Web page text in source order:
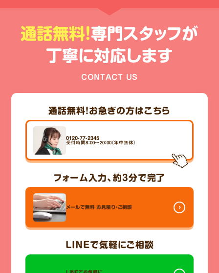
通話無料!専門スタッフが
丁寧に対応します
CONTACT US
通話無料！お急ぎの方はこちら
0120-77-2345
受付時間8：00～20：00（年中無休）
フォーム入力、 約3分で完了
メールで無料 お見積り・ご相談
LINEで気軽にご相談